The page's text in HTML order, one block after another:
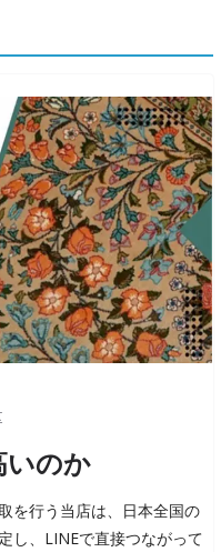
いのか
を行う当店は、日本全国の
し、LINEで直接つながって